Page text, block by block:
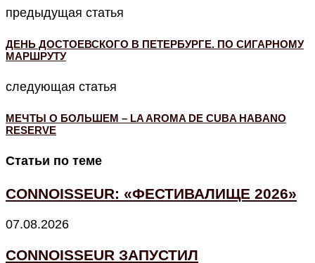
предыдущая статья
ДЕНЬ ДОСТОЕВСКОГО В ПЕТЕРБУРГЕ. ПО СИГАРНОМУ
МАРШРУТУ
следующая статья
МЕЧТЫ О БОЛЬШЕМ – LA AROMA DE CUBA HABANO
RESERVE
Статьи по теме
CONNOISSEUR: «ФЕСТИВАЛИЩЕ 2026»
07.08.2026
CONNOISSEUR ЗАПУСТИЛ